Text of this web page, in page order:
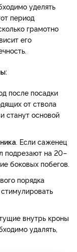
уделять
период
грамотно
его
после посадки
от ствола
станут основой
. Если саженец
подрезают на 20–
боковых побегов.
порядка
внутрь кроны
удалять,